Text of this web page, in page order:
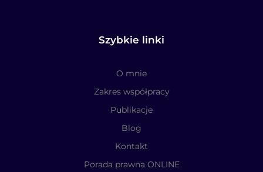
Szybkie linki
O mnie
Zakres współpracy
Publikacje
Blog
Kontakt
Porada prawna ONLINE